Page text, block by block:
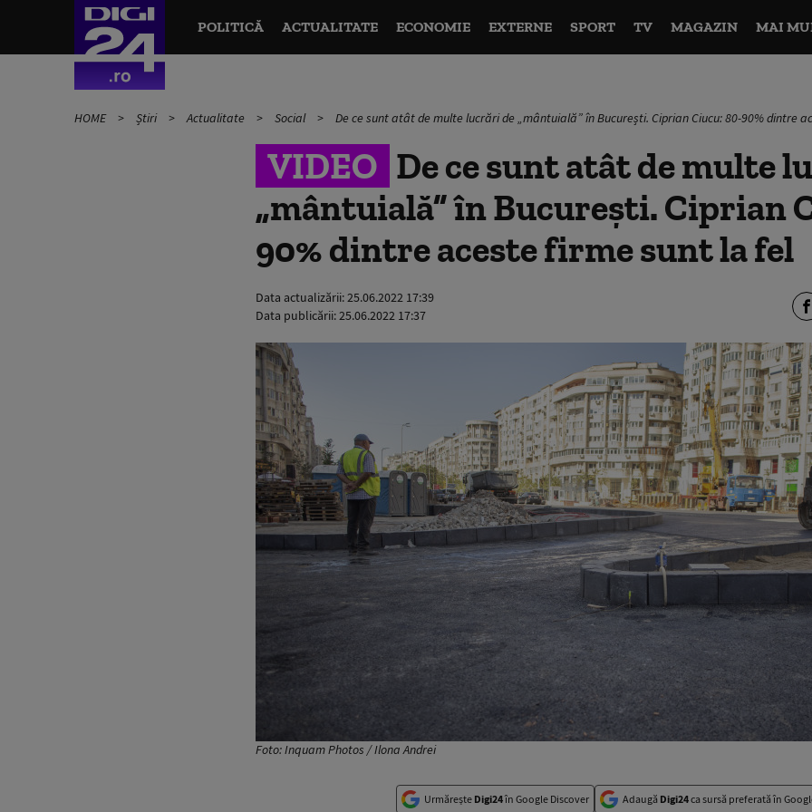
POLITICĂ ACTUALITATE ECONOMIE EXTERNE SPORT TV MAGAZIN MAI
HOME Știri Actualitate Social De ce sunt atât de multe lucrări de „mântuială” în București. Ciprian Ciucu: 80-90% dintre
VIDEO De ce sunt atât de multe
„mântuială” în București. Ciprian
90% dintre aceste firme sunt la fel
Data actualizării:25.06.2022 17:39
Data publicării:25.06.2022 17:37
Foto: Inquam Photos / Ilona Andrei
Urmărește Digi24în Google Discover Adaugă Digi24ca sursă preferată în